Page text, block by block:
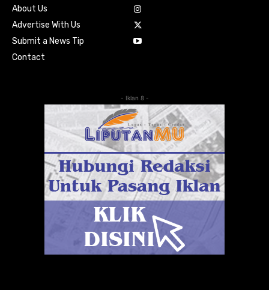
About Us
Advertise With Us
Submit a News Tip
Contact
- Iklan 8 -